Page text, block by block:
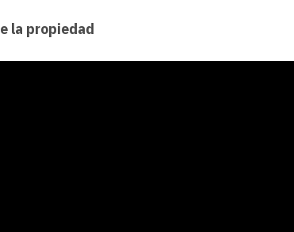
la propiedad